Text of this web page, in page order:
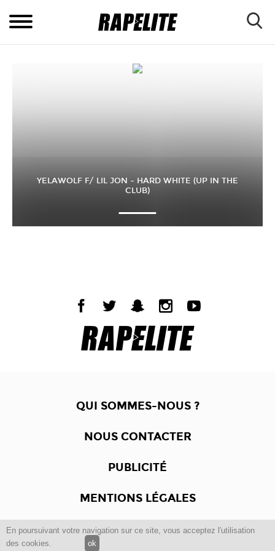
En poursuivant votre navigation sur ce site, vous acceptez l'utilisation
des cookies.
ok
YELAWOLF F/ LIL JON – HARD WHITE (UP IN THE
CLUB)
QUI SOMMES-NOUS ?
NOUS CONTACTER
PUBLICITÉ
MENTIONS LÉGALES
Copyright © 2012 -2017Dewalgo- Tous droits réservés.